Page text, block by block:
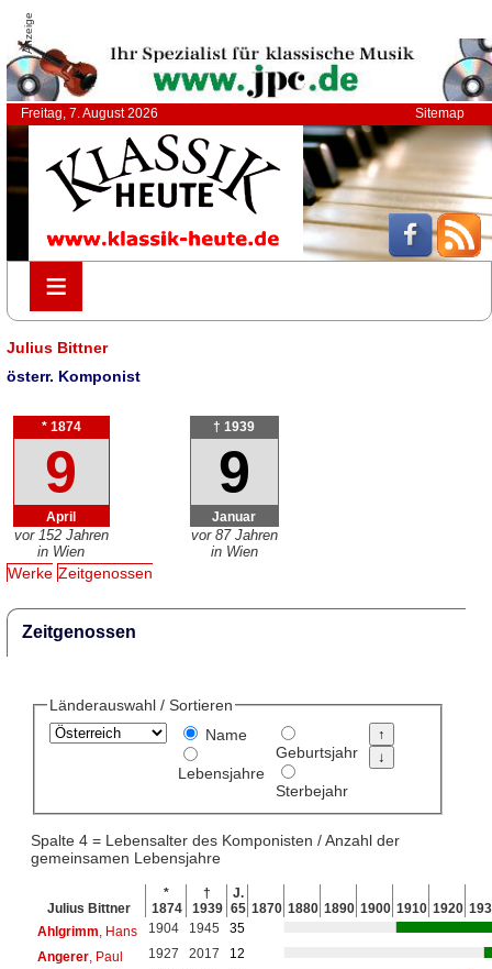
Anzeige
Freitag, 7. August 2026 Sitemap
≡
≡
Julius Bittner
österr. Komponist
* 1874
9
April
vor 152 Jahren
in Wien
† 1939
9
Januar
vor 87 Jahren
in Wien
Werke Zeitgenossen
Zeitgenossen
Länderauswahl / Sortieren
Name
Lebensjahre
Geburtsjahr
Sterbejahr
Spalte 4 = Lebensalter des Komponisten / Anzahl der
gemeinsamen Lebensjahre
Julius Bittner
*
1874
†
1939
J.
65 1870 1880 1890 1900 1910 1920
Ahlgrimm , Hans 1904 1945
35
Angerer, Paul 1927 2017
12